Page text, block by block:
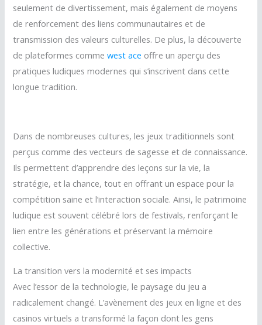
seulement de divertissement, mais également de moyens
de renforcement des liens communautaires et de
transmission des valeurs culturelles. De plus, la découverte
de plateformes commewest ace offre un aperçu des
pratiques ludiques modernes qui s’inscrivent dans cette
longue tradition.
Dans de nombreuses cultures, les jeux traditionnels sont
perçus comme des vecteurs de sagesse et de connaissance.
Ils permettent d’apprendre des leçons sur la vie, la
stratégie, et la chance, tout en offrant un espace pour la
compétition saine et l’interaction sociale. Ainsi, le patrimoine
ludique est souvent célébré lors de festivals, renforçant le
lien entre les générations et préservant la mémoire
collective.
La transition vers la modernité et ses impacts
Avec l’essor de la technologie, le paysage du jeu a
radicalement changé. L’avènement des jeux en ligne et des
casinos virtuels a transformé la façon dont les gens